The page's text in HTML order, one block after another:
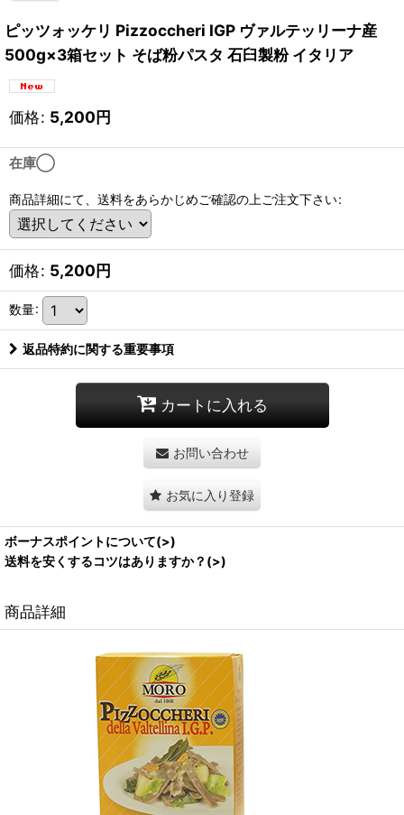
ピッツォッケリ Pizzoccheri IGP ヴァルテッリーナ産
500g×3箱セット そば粉パスタ 石臼製粉 イタリア
価格: 5,200円
在庫◯
商品詳細にて、送料をあらかじめご確認の上ご注文下さい:
価格: 5,200円
数量:
返品特約に関する重要事項
カートに入れる
お問い合わせ
お気に入り登録
ボーナスポイントについて(>)
送料を安くするコツはありますか？(>)
商品詳細